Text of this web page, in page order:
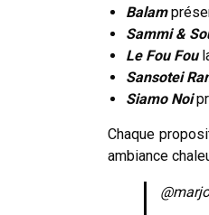
Balam
Sammi &
Le Fou Fou
Sansotei
Siamo Noi
Chaque
ambiance